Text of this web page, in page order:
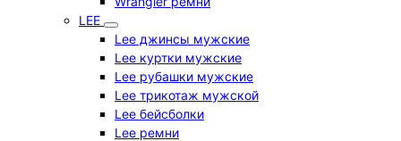
LEE
Lee джинсы мужские
Lee куртки мужские
Lee рубашки мужские
Lee трикотаж мужской
Lee бейсболки
Lee ремни